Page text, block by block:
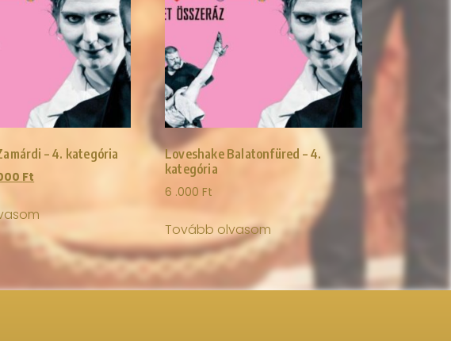
– 4. kategória
Ft
Loveshake Balatonfüred – 4.
kategória
6 .000 Ft
Tovább olvasom